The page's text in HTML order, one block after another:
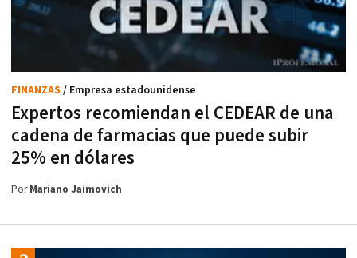
Expertos recomiendan el CEDEAR de una
cadena de farmacias que puede subir
25% en dólares
FINANZAS / Empresa estadounidense
PorMariano Jaimovich